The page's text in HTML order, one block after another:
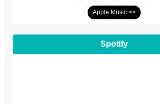
Apple Music >>
Spotify